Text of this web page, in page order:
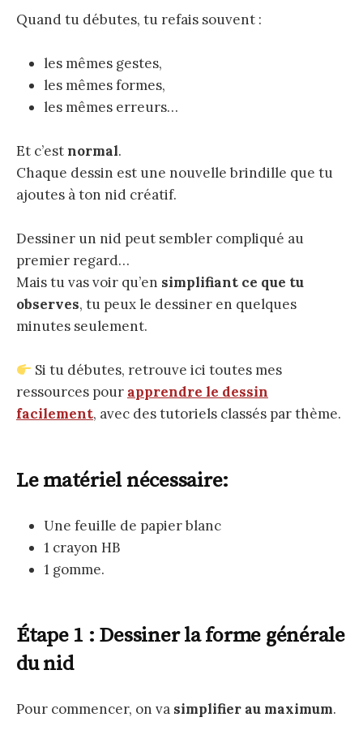
Quand tu débutes, tu refais souvent :
les mêmes gestes,
les mêmes formes,
les mêmes erreurs…
Et c’estnormal.
Chaque dessin est une nouvelle brindille que tu
ajoutes à ton nid créatif.
Dessiner un nid peut sembler compliqué au
premier regard…
Mais tu vas voir qu’en simplifiant ce que tu
observes, tu peux le dessiner en quelques
minutes seulement.
Si tu débutes, retrouve ici toutes mes
ressources pour apprendre le dessin
facilement, avec des tutoriels classés par thème.
Le matériel nécessaire:
Une feuille de papier blanc
1 crayon HB
1 gomme.
Étape 1 : Dessiner la forme générale
du nid
Pour commencer, on va simplifier au maximum.